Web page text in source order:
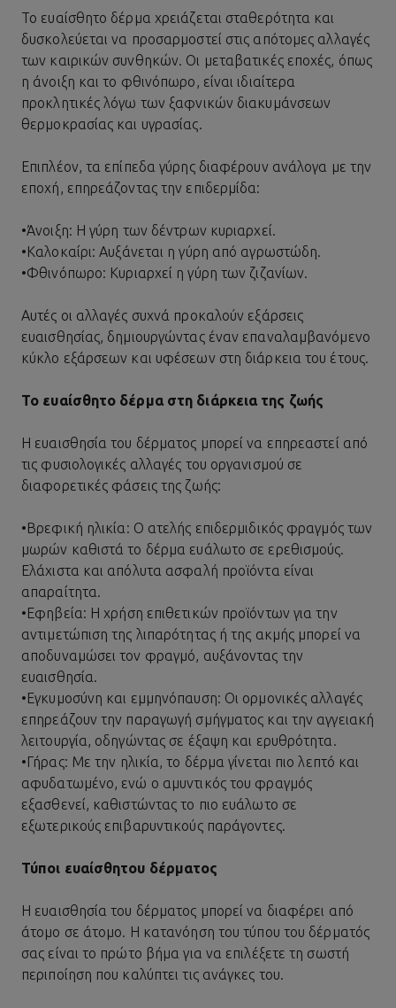
Το ευαίσθητο δέρμα χρειάζεται σταθερότητα και
δυσκολεύεται να προσαρμοστεί στις απότομες αλλαγές
των καιρικών συνθηκών. Οι μεταβατικές εποχές, όπως
η άνοιξη και το φθινόπωρο, είναι ιδιαίτερα
προκλητικές λόγω των ξαφνικών διακυμάνσεων
θερμοκρασίας και υγρασίας.
Επιπλέον, τα επίπεδα γύρης διαφέρουν ανάλογα με την
εποχή, επηρεάζοντας την επιδερμίδα:
•Άνοιξη: Η γύρη των δέντρων κυριαρχεί.
•Καλοκαίρι: Αυξάνεται η γύρη από αγρωστώδη.
•Φθινόπωρο: Κυριαρχεί η γύρη των ζιζανίων.
Αυτές οι αλλαγές συχνά προκαλούν εξάρσεις
ευαισθησίας, δημιουργώντας έναν επαναλαμβανόμενο
κύκλο εξάρσεων και υφέσεων στη διάρκεια του έτους.
Το ευαίσθητο δέρμα στη διάρκεια της ζωής
Η ευαισθησία του δέρματος μπορεί να επηρεαστεί από
τις φυσιολογικές αλλαγές του οργανισμού σε
διαφορετικές φάσεις της ζωής:
•Βρεφική ηλικία: Ο ατελής επιδερμιδικός φραγμός των
μωρών καθιστά το δέρμα ευάλωτο σε ερεθισμούς.
Ελάχιστα και απόλυτα ασφαλή προϊόντα είναι
απαραίτητα.
•Εφηβεία: Η χρήση επιθετικών προϊόντων για την
αντιμετώπιση της λιπαρότητας ή της ακμής μπορεί να
αποδυναμώσει τον φραγμό, αυξάνοντας την
ευαισθησία.
•Εγκυμοσύνη και εμμηνόπαυση: Οι ορμονικές αλλαγές
επηρεάζουν την παραγωγή σμήγματος και την αγγειακή
λειτουργία, οδηγώντας σε έξαψη και ερυθρότητα.
•Γήρας: Με την ηλικία, το δέρμα γίνεται πιο λεπτό και
αφυδατωμένο, ενώ ο αμυντικός του φραγμός
εξασθενεί, καθιστώντας το πιο ευάλωτο σε
εξωτερικούς επιβαρυντικούς παράγοντες.
Τύποι ευαίσθητου δέρματος
Η ευαισθησία του δέρματος μπορεί να διαφέρει από
άτομο σε άτομο. Η κατανόηση του τύπου του δέρματός
σας είναι το πρώτο βήμα για να επιλέξετε τη σωστή
περιποίηση που καλύπτει τις ανάγκες του.